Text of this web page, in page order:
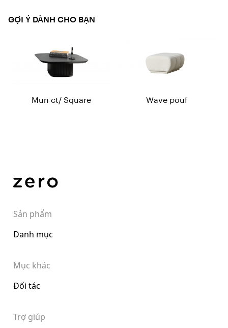
GỢI Ý DÀNH CHO BẠN
Mun ct/ Square Wave pouf
Sản phẩm
Danh mục
Mục khác
Đối tác
Trợ giúp